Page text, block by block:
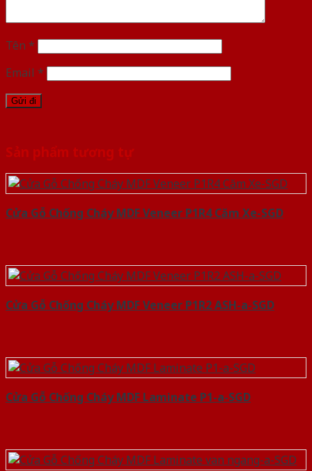
Tên *
Email *
Sản phẩm tương tự
Cửa Gỗ Chống Cháy MDF Veneer P1R4 Căm Xe-SGD
Cửa Gỗ Chống Cháy MDF Veneer P1R2 ASH-a-SGD
Cửa Gỗ Chống Cháy MDF Laminate P1-a-SGD